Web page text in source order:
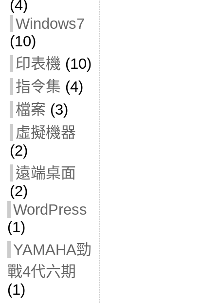
(4)
Windows7
(10)
印表機 (10)
指令集 (4)
檔案 (3)
虛擬機器
(2)
遠端桌面
(2)
WordPress
(1)
YAMAHA勁
戰4代六期
(1)